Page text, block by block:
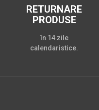
RETURNARE
PRODUSE
în 14 zile
calendaristice.